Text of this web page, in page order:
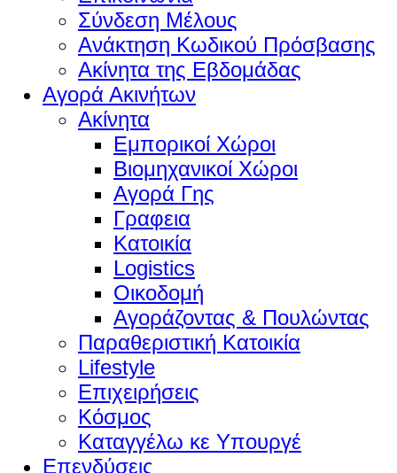
Σύνδεση Μέλους
Ανάκτηση Κωδικού Πρόσβασης
Ακίνητα της Εβδομάδας
Αγορά Ακινήτων
Ακίνητα
Εμπορικοί Χώροι
Βιομηχανικοί Χώροι
Αγορά Γης
Γραφεια
Κατοικία
Logistics
Οικοδομή
Αγοράζοντας & Πουλώντας
Παραθεριστική Κατοικία
Lifestyle
Επιχειρήσεις
Κόσμος
Καταγγέλω κε Υπουργέ
Επενδύσεις